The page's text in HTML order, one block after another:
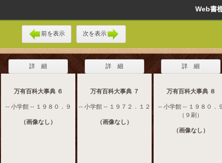
Web
前を表示 次を表示
詳 細
万有百科大事典 ６
-- 小学館 -- １９８０．９
（画像なし）
詳 細
万有百科大事典 ７
-- 小学館 -- １９７２．１２
（画像なし）
詳 細
万有百科大事典 ８
-- 小学館 -- １９８０．
（９刷）
（画像なし）